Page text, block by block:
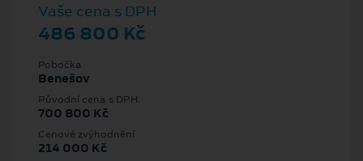
Vaše cena s DPH
486 800 Kč
Pobočka
Benešov
Původní cena s DPH
700 800 Kč
Cenové zvýhodnění
214 000 Kč